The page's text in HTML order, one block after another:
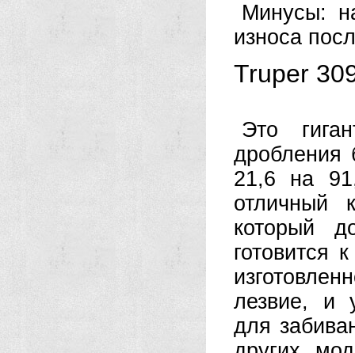
Минусы:
износа
Truper
Это
дробления
21,6 на
отличный
который
готовится
лезвие, и
для